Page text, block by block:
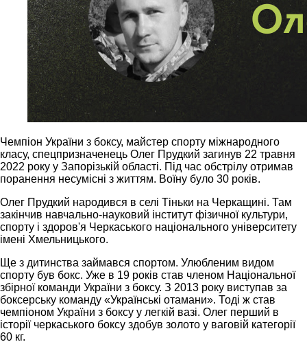
Чемпіон України з боксу, майстер спорту міжнародного
класу, спецпризначенець Олег Прудкий загинув 22 травня
2022 року у Запорізькій області. Під час обстрілу отримав
поранення несумісні з життям. Воїну було 30 років.
Олег Прудкий народився в селі Тіньки на Черкащині. Там
закінчив навчально-науковий інститут фізичної культури,
спорту і здоров'я Черкаського національного університету
імені Хмельницького.
Ще з дитинства займався спортом. Улюбленим видом
спорту був бокс. Уже в 19 років став членом Національної
збірної команди України з боксу. З 2013 року виступав за
боксерську команду «Українські отамани». Тоді ж став
чемпіоном України з боксу у легкій вазі. Олег перший в
історії черкаського боксу здобув золото у ваговій категорії
60 кг.